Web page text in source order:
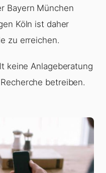
Bayern München
Köln ist daher
zu erreichen.
keine Anlageberatung
betreiben.